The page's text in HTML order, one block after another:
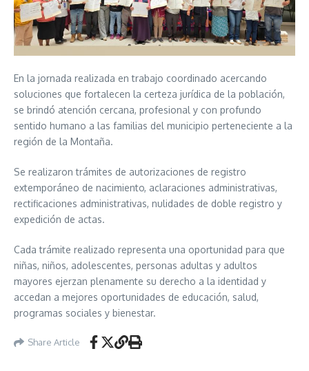
En la jornada realizada en trabajo coordinado acercando
soluciones que fortalecen la certeza jurídica de la población,
se brindó atención cercana, profesional y con profundo
sentido humano a las familias del municipio perteneciente a la
región de la Montaña.
Se realizaron trámites de autorizaciones de registro
extemporáneo de nacimiento, aclaraciones administrativas,
rectificaciones administrativas, nulidades de doble registro y
expedición de actas.
Cada trámite realizado representa una oportunidad para que
niñas, niños, adolescentes, personas adultas y adultos
mayores ejerzan plenamente su derecho a la identidad y
accedan a mejores oportunidades de educación, salud,
programas sociales y bienestar.
Share Article